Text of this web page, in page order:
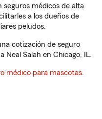
médicos de alta
a los dueños de
peludos.
cotización de seguro
Neal Salah en Chicago, IL.
médico para mascotas.